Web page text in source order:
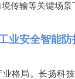
传输等关键场
业安全智能防
格局。长扬科